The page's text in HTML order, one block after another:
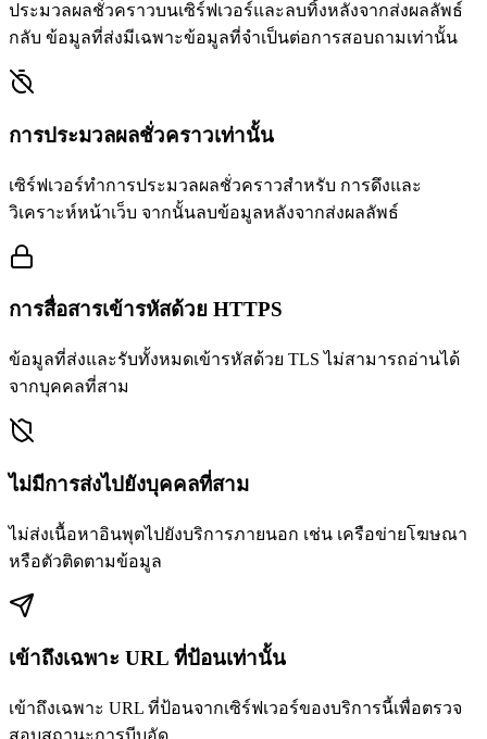
ประมวลผลชั่วคราวบนเซิร์ฟเวอร์และลบทิ้งหลังจากส่งผลลัพธ์
กลับ ข้อมูลที่ส่งมีเฉพาะข้อมูลที่จำเป็นต่อการสอบถามเท่านั้น
การประมวลผลชั่วคราวเท่านั้น
เซิร์ฟเวอร์ทำการประมวลผลชั่วคราวสำหรับ การดึงและ
วิเคราะห์หน้าเว็บ จากนั้นลบข้อมูลหลังจากส่งผลลัพธ์
การสื่อสารเข้ารหัสด้วย HTTPS
ข้อมูลที่ส่งและรับทั้งหมดเข้ารหัสด้วย TLS ไม่สามารถอ่านได้
จากบุคคลที่สาม
ไม่มีการส่งไปยังบุคคลที่สาม
ไม่ส่งเนื้อหาอินพุตไปยังบริการภายนอก เช่น เครือข่ายโฆษณา
หรือตัวติดตามข้อมูล
เข้าถึงเฉพาะ URL ที่ป้อนเท่านั้น
เข้าถึงเฉพาะ URL ที่ป้อนจากเซิร์ฟเวอร์ของบริการนี้เพื่อตรวจ
สอบสถานะการบีบอัด